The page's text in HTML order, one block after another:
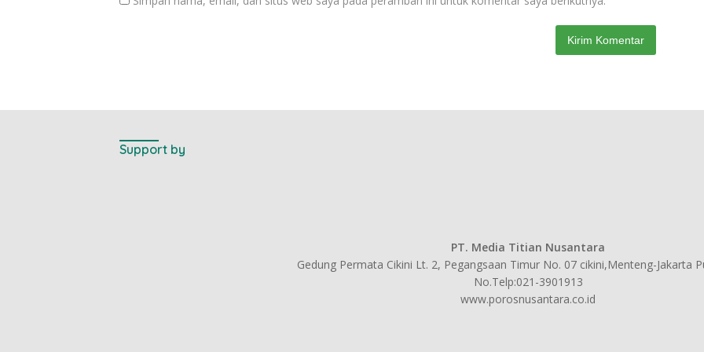
Support by
PT. Media Titian Nusantara
Gedung Permata Cikini Lt. 2, Pegangsaan Timur No. 07 cikini,Menteng-Jakarta
No.Telp:021-3901913
www.porosnusantara.co.id